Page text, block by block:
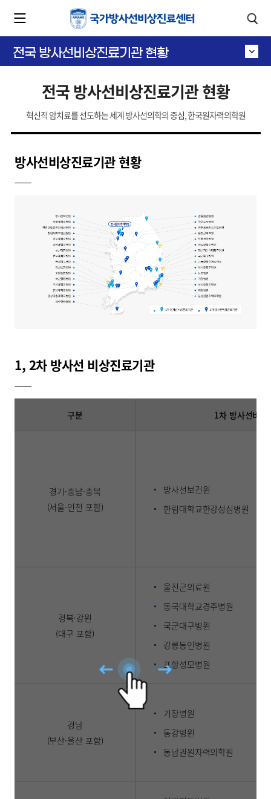
전국 방사선비상진료기관 현황
전국 방사선비상진료기관 현황
혁신적 암치료를 선도하는 세계 방사선의학의 중심, 한국원자력의학원
방사선비상진료기관 현황
1, 2차 방사선 비상진료기관
구분 1차 방사선비상
경기·충남·충북
(서울·인천 포함)
방사선보건원
한림대학교한강성심병원
경북·강원
(대구 포함)
울진군의료원
동국대학교경주병원
국군대구병원
강릉동인병원
포항성모병원
경남
(부산·울산 포함)
기장병원
동강병원
동남권원자력의학원